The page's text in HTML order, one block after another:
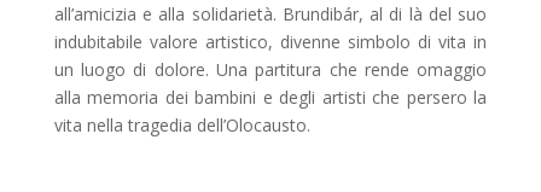
all’amicizia e alla solidarietà. Brundibár, al di là del suo
indubitabile valore artistico, divenne simbolo di vita in
un luogo di dolore. Una partitura che rende omaggio
alla memoria dei bambini e degli artisti che persero la
vita nella tragedia dell’Olocausto.